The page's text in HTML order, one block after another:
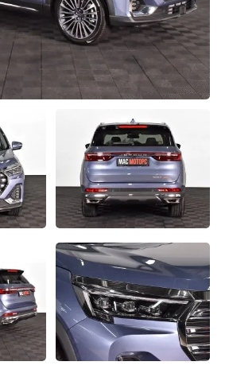
Вы даете согласие на обработкусвоих